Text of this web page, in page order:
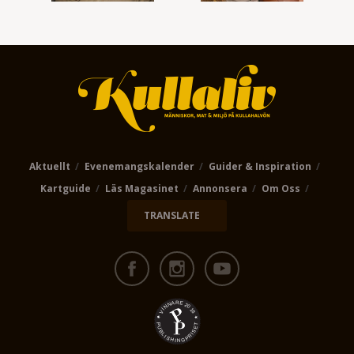
Aktuellt Evenemangskalender
Guider & Inspiration
Kartguide
Läs Magasinet Annonsera
Om Oss
TRANSLATE